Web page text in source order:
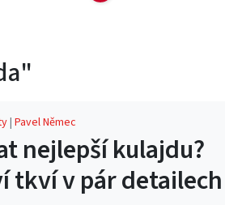
| Pavel Němec
nejlepší kulajdu?
tkví v pár detailech